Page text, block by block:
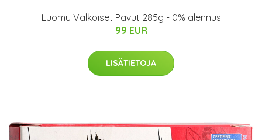
Luomu Valkoiset Pavut 285g - 0% alennus
99 EUR
LISÄTIETOJA